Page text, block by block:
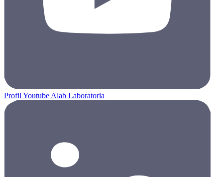
Profil Youtube Alab Laboratoria